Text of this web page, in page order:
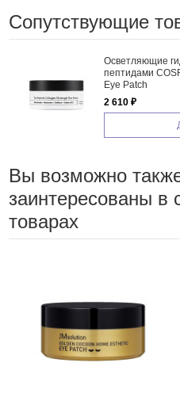
Сопутствующие
Осветляющие гидрогелевые
пептидами COSRX The Peptide
Eye Patch
2 610 ₽
Добавить в
Вы возможно
заинтересованы в
товарах